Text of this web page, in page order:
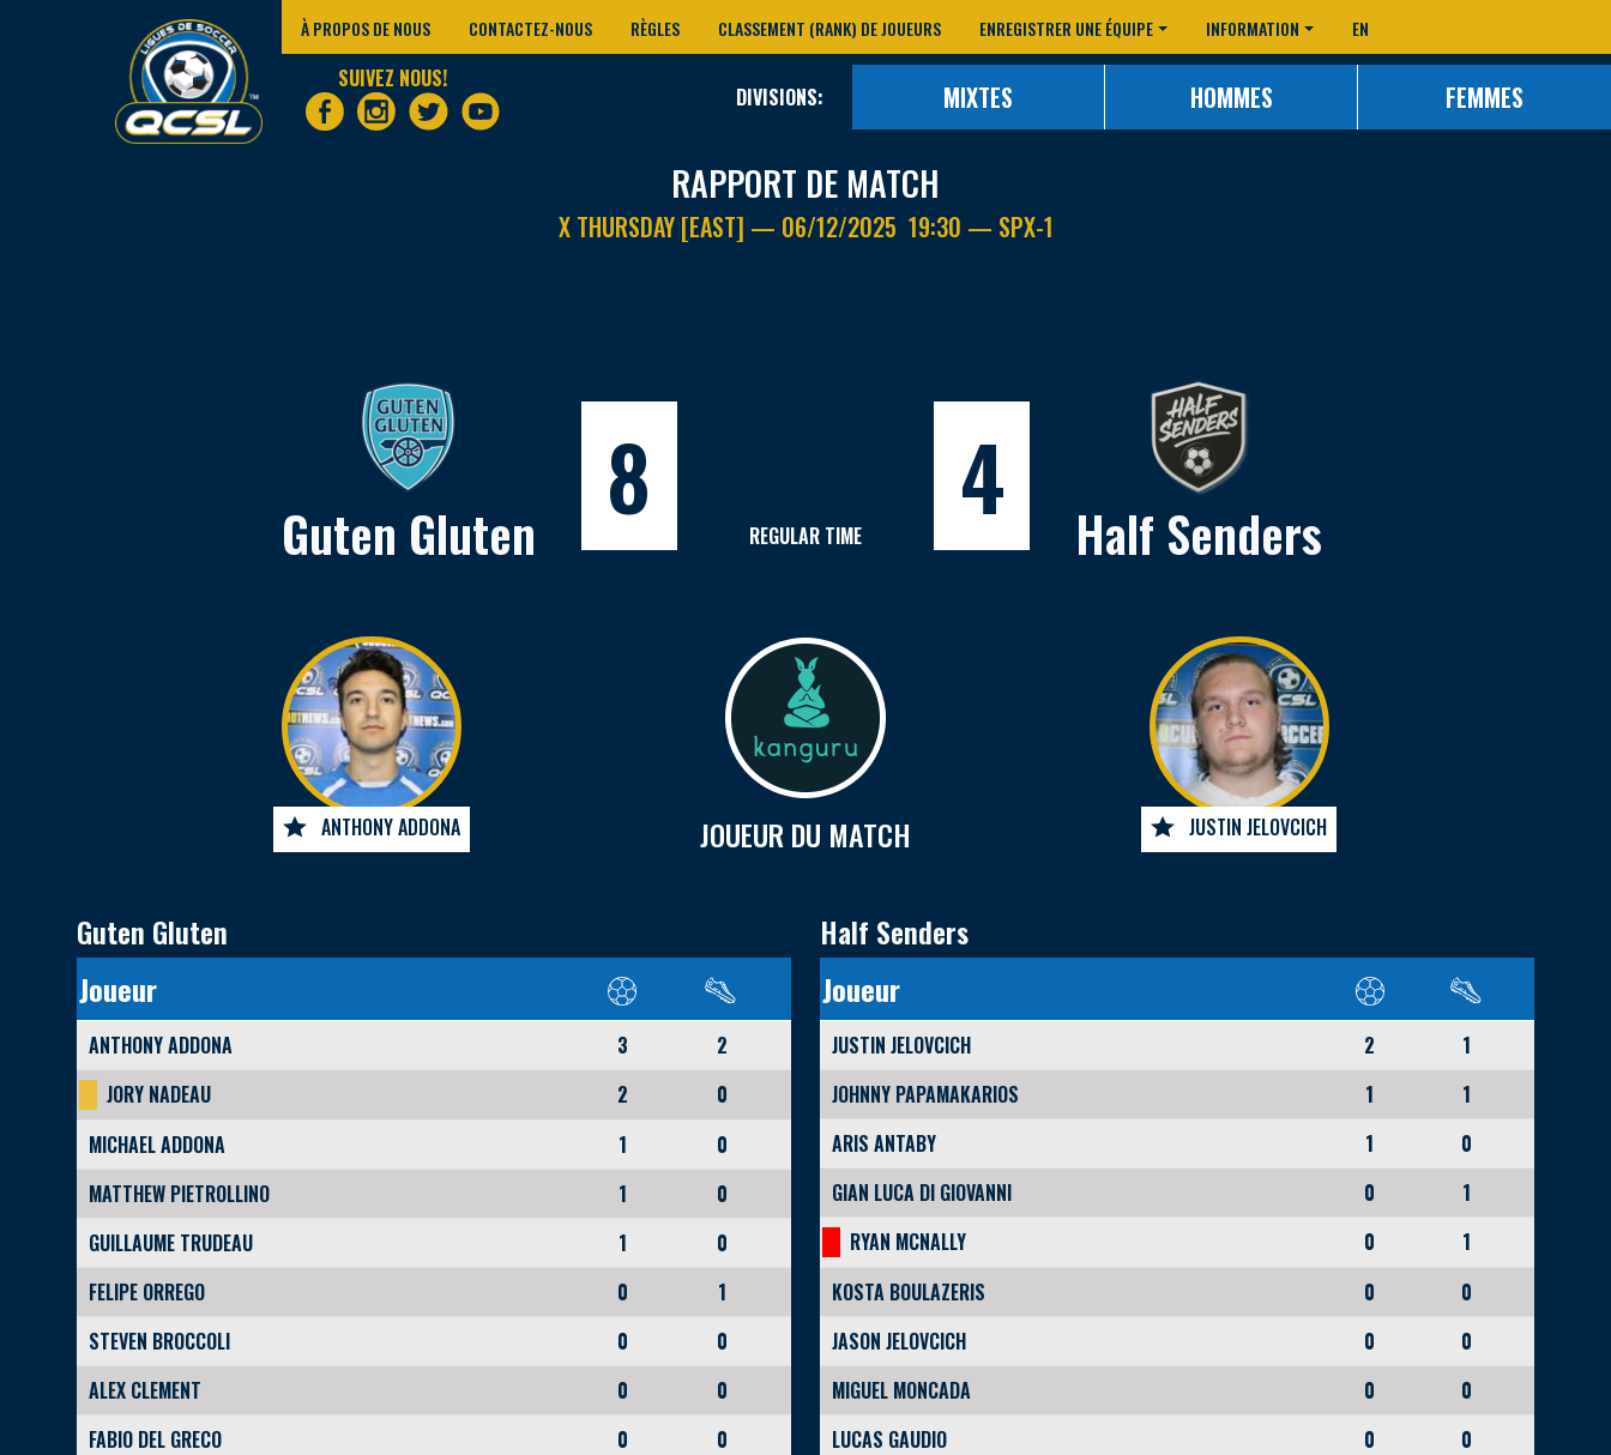
À PROPOS DE NOUS CONTACTEZ-NOUS RÈGLES CLASSEMENT (RANK) DE JOUEURS ENREGISTRER UNE ÉQUIPE INFORMATION EN
SUIVEZ NOUS!
DIVISIONS: MIXTES HOMMES FEMMES
RAPPORT DE MATCH
X THURSDAY [EAST] — 06/12/2025 19:30 — SPX-1
Guten Gluten 8 REGULAR TIME 4 Half Senders
ANTHONY ADDONA JOUEUR DU MATCH JUSTIN JELOVCICH
Guten Gluten
Joueur
ANTHONY ADDONA 3
2
JORY NADEAU
2
0
MICHAEL ADDONA
1
0
MATTHEW PIETROLLINO
1
0
GUILLAUME TRUDEAU
1
0
FELIPE ORREGO
0
1
STEVEN BROCCOLI
0
0
ALEX CLEMENT
0
0
FABIO DEL GRECO
0
0
Half Senders
Joueur
JUSTIN JELOVCICH 2
1
JOHNNY PAPAMAKARIOS
1
1
ARIS ANTABY
1
0
GIAN LUCA DI GIOVANNI
0
1
RYAN MCNALLY
0
1
KOSTA BOULAZERIS
0
0
JASON JELOVCICH
0
0
MIGUEL MONCADA
0
0
LUCAS GAUDIO
0
0